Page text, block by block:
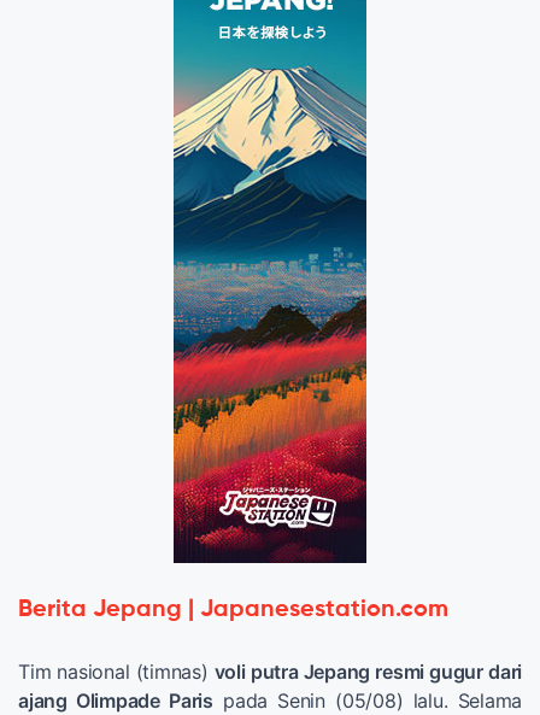
Berita Jepang | Japanesestation.com
Tim nasional (timnas) voli putra Jepang resmi gugur dari
ajang Olimpade Paris pada Senin (05/08) lalu. Selama